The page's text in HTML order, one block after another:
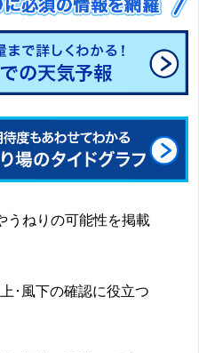
うねりの可能性を掲載
･風下の確認に役立つ